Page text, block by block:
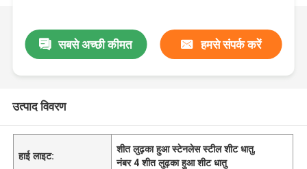
सबसे अच्छी कीमत हमसे संपर्क करें
उत्पाद विवरण
हाई लाइट:
शीत लुढ़का हुआ स्टेनलेस स्टील शीट धातु,
नंबर 4 शीत लुढ़का हुआ शीट धातु